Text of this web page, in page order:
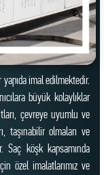
imal edilmektedir.
büyük kolaylıklar
çevreye uyumlu ve
taşınabilir olmaları ve
Saç köşk kapsamında
özel imalatlarımız ve